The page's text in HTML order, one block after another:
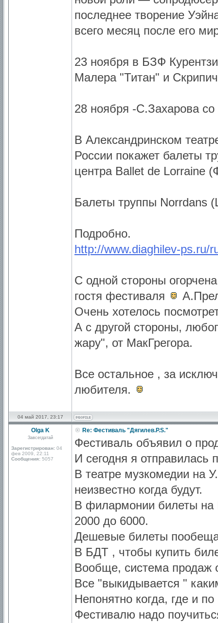
последнее творение
всего месяц после его
23 ноября в БЗФ
Малера "Титан" и
28 ноября -С.Захарова
В Александринском
России покажет балеты
центра Ballet de Lorraine
Балеты труппы Norrdans
Подробно.
http://www.diaghilev-ps.ru/
С одной стороны
гостя фестиваля
Очень хотелось
А с другой стороны,
жару", от МакГрегора.
Все остальное , за
любителя.
04 май 2017, 23:17
Olga K
Завсегдатай
Зарегистрирован: 04
фев 2009, 22:11
Сообщения: 5057
Re: Фестиваль "Дягилев.P.S."
Фестиваль объявил о
И сегодня я отправилась
В театре музкомедии на
неизвестно когда будут.
В филармонии билеты на
2000 до 6000.
Дешевые билеты
В БДТ , чтобы купить
Вообще, система продаж
Все "выкидывается "
Непонятно когда, где и
Фестивалю надо